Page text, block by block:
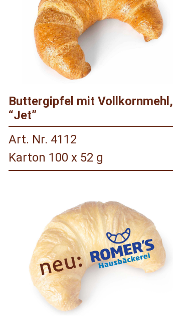
Buttergipfel mit Vollkornmehl,
“Jet”
Art. Nr. 4112
Karton 100 x 52 g